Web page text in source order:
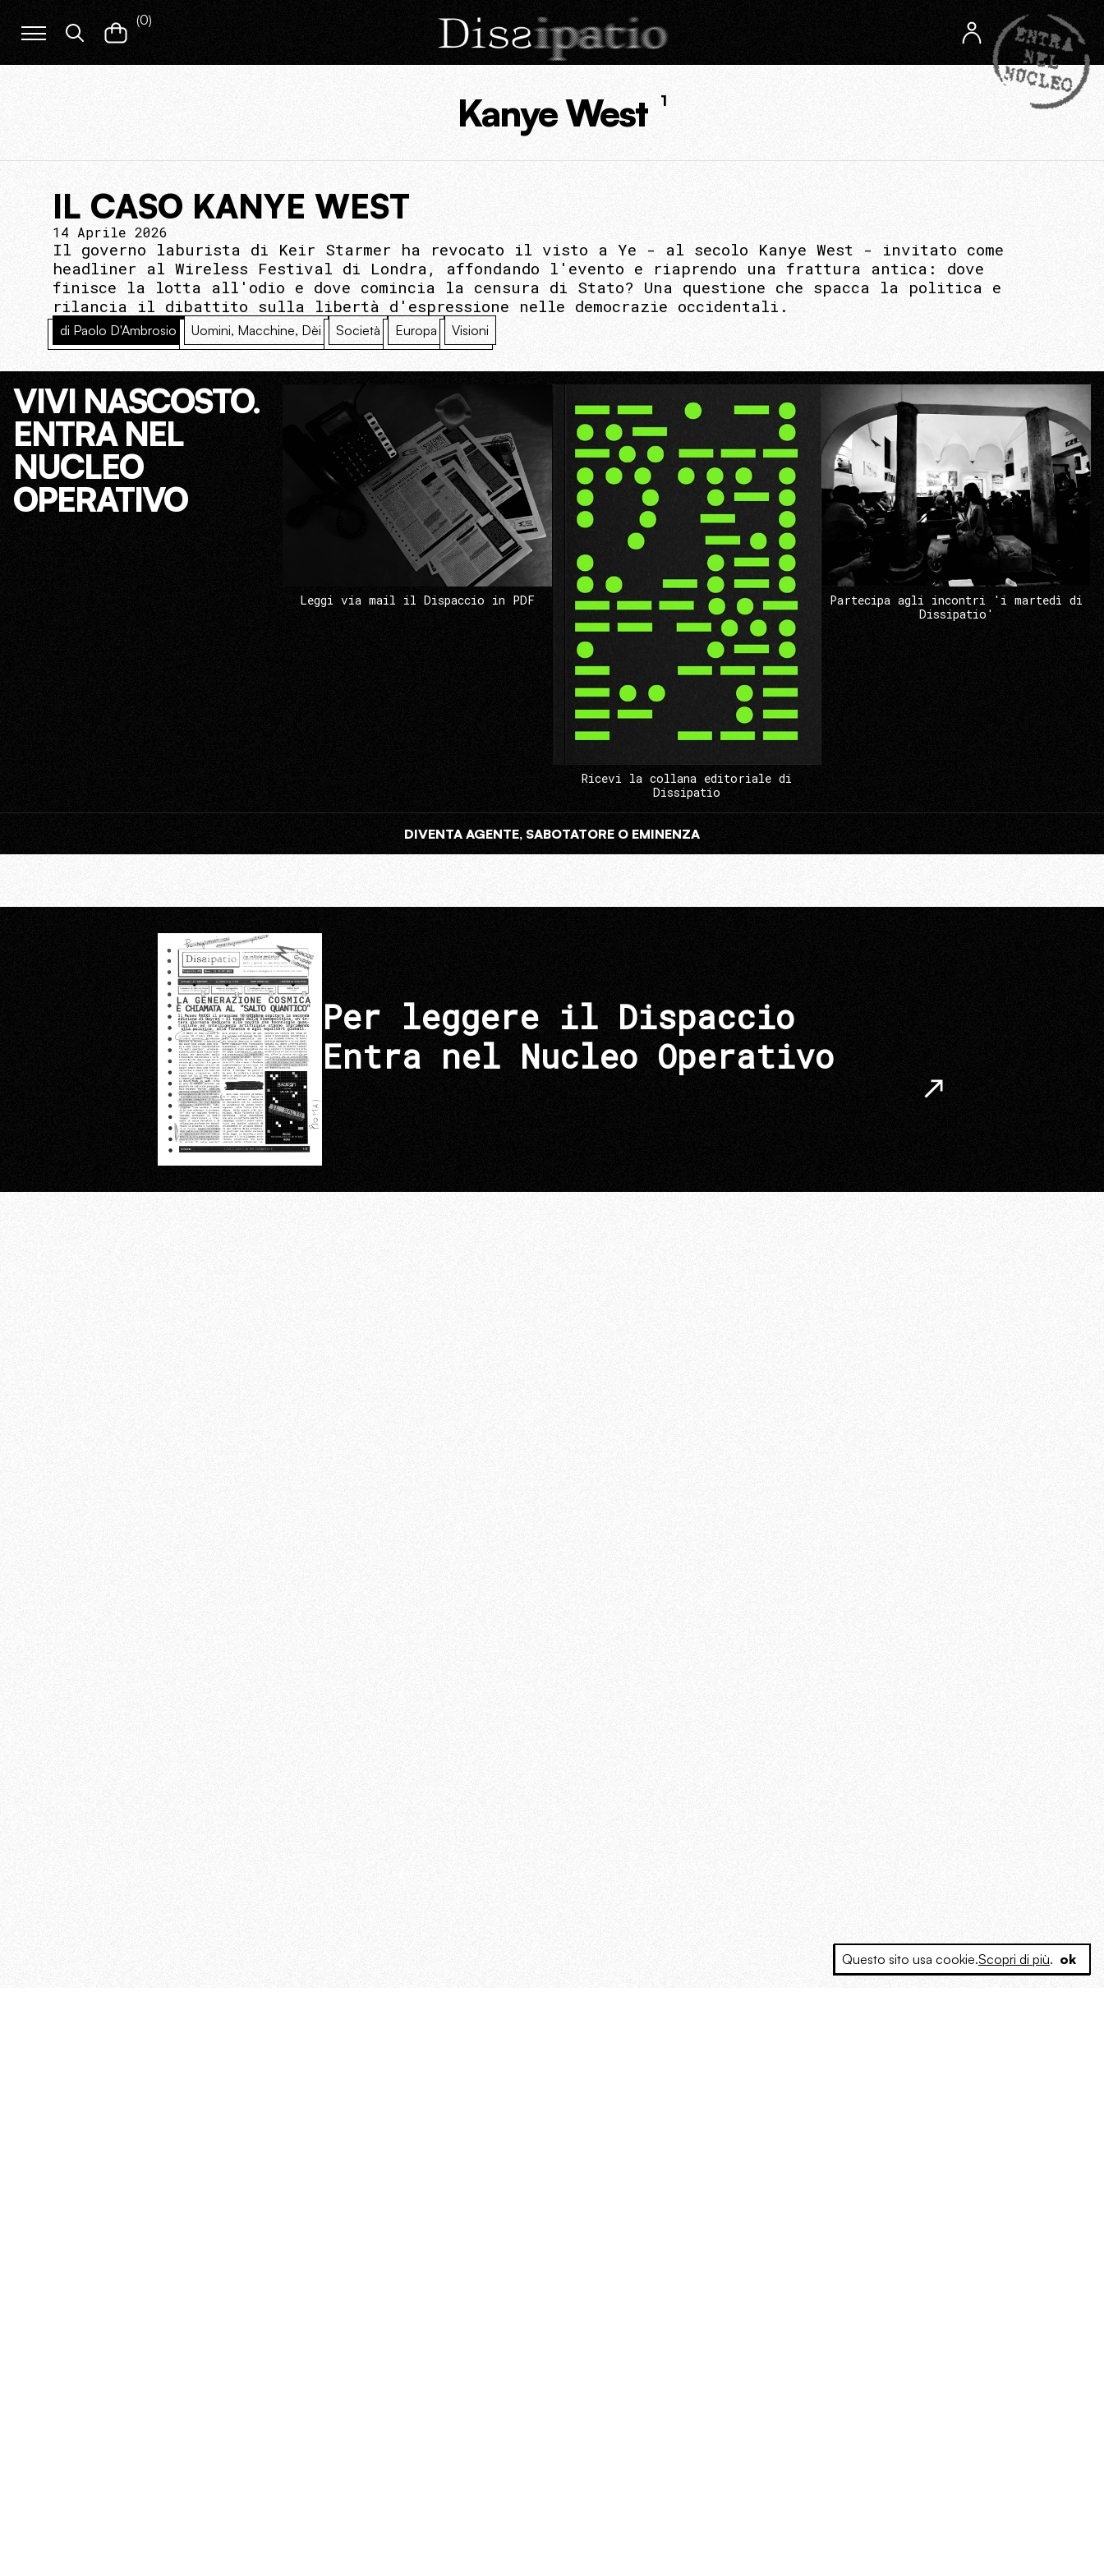
(0)
Kanye West 1
IL CASO KANYE WEST
14 Aprile 2026
Il governo laburista di Keir Starmer ha revocato il visto a Ye - al secolo Kanye West - invitato come
headliner al Wireless Festival di Londra, affondando l'evento e riaprendo una frattura antica: dove
finisce la lotta all'odio e dove comincia la censura di Stato? Una questione che spacca la politica e
rilancia il dibattito sulla libertà d'espressione nelle democrazie occidentali.
di Paolo D'Ambrosio Uomini, Macchine, Dèi Società Europa Visioni
VIVI NASCOSTO.
ENTRA NEL
NUCLEO
OPERATIVO
Leggi via mail il Dispaccio in PDF
Ricevi la collana editoriale di
Dissipatio
Partecipa agli incontri 'i martedì di
Dissipatio'
DIVENTA AGENTE, SABOTATORE O EMINENZA
Per leggere il Dispaccio
Entra nel Nucleo Operativo
Questo sito usa cookie.Scopri di più. ok